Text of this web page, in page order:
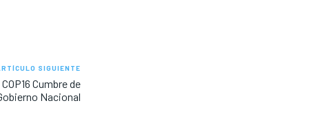
SIGUIENTE
Cumbre de
Nacional